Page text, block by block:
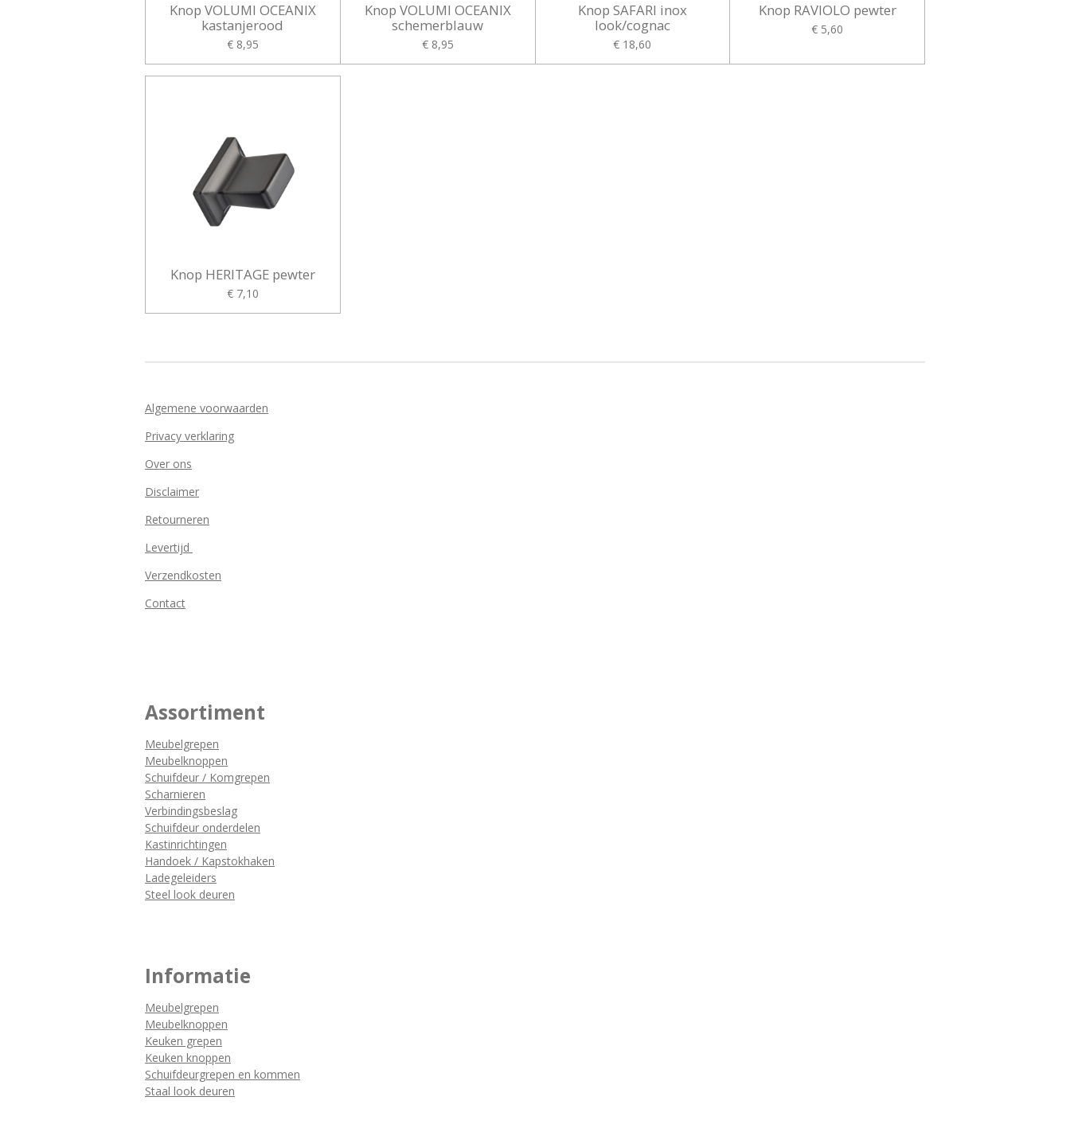
Knop VOLUMI OCEANIX
kastanjerood
€ 8,95
Knop VOLUMI OCEANIX
schemerblauw
€ 8,95
Knop SAFARI inox
look/cognac
€ 18,60
Knop RAVIOLO pewter
€ 5,60
Knop HERITAGE pewter
€ 7,10
Algemene voorwaarden
Privacy verklaring
Over ons
Disclaimer
Retourneren
Levertijd
Verzendkosten
Contact
Assortiment
Meubelgrepen
Meubelknoppen
Schuifdeur / Komgrepen
Scharnieren
Verbindingsbeslag
Schuifdeur onderdelen
Kastinrichtingen
Handoek / Kapstokhaken
Ladegeleiders
Steel look deuren
Informatie
Meubelgrepen
Meubelknoppen
Keuken grepen
Keuken knoppen
Schuifdeurgrepen en kommen
Staal look deuren